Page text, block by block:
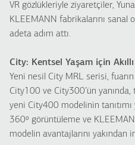
VR gözlükleriyle ziyaretçiler,
KLEEMANN fabrikalarını sanal
adeta adım attı.
City: Kentsel Yaşam için
Yeni nesil City MRL serisi, fuarın
City100 ve City300’ün
yeni City400 modelinin tanıtımı
360º görüntüleme ve
modelin avantajlarını yakından